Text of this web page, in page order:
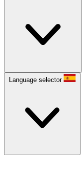
Language selector